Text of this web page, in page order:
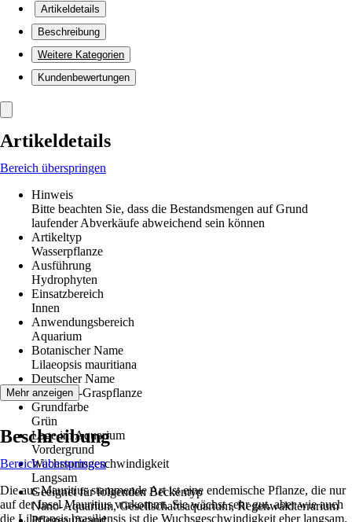
Artikeldetails
Beschreibung
Weitere Kategorien
Kundenbewertungen
Artikeldetails
Bereich überspringen
Hinweis
Bitte beachten Sie, dass die Bestandsmengen auf Grund
laufender Abverkäufe abweichend sein können
Artikeltyp
Wasserpflanze
Ausführung
Hydrophyten
Einsatzbereich
Innen
Anwendungsbereich
Aquarium
Botanischer Name
Lilaeopsis mauritiana
Deutscher Name
Mauritius-Graspflanze
Grundfarbe
Grün
Lage im Aquarium
Vordergrund
Wachstumsgeschwindigkeit
Langsam
Geeignet für folgenden Beckentyp
Nano-Aquarium, Gesellschaftsaquarium, Regenwaldterrarium
Mehr anzeigen
Beschreibung
Bereich überspringen
Die aus Mauritius stammende Art ist eine endemische Pflanze, die nur
auf der Insel Mauritius vorkommt. Sie wächst sehr gut, aber wie auch
die Lilaeopsis brasiliensis ist die Wuchsgeschwindigkeit eher langsam.